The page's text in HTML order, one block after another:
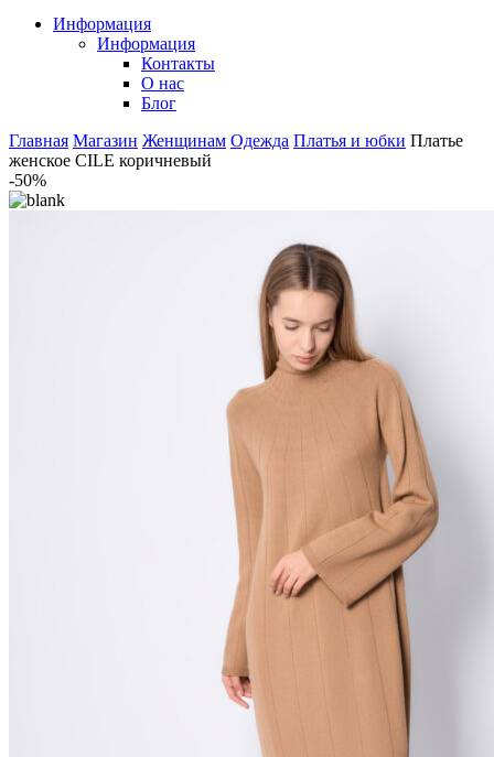
Информация
Информация
Контакты
О нас
Блог
Главная Магазин Женщинам Одежда Платья и юбки Платье
женское CILE коричневый
-50%